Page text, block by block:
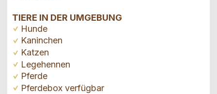
TIERE IN DER UMGEBUNG
Hunde
Kaninchen
Katzen
Legehennen
Pferde
Pferdebox verfügbar